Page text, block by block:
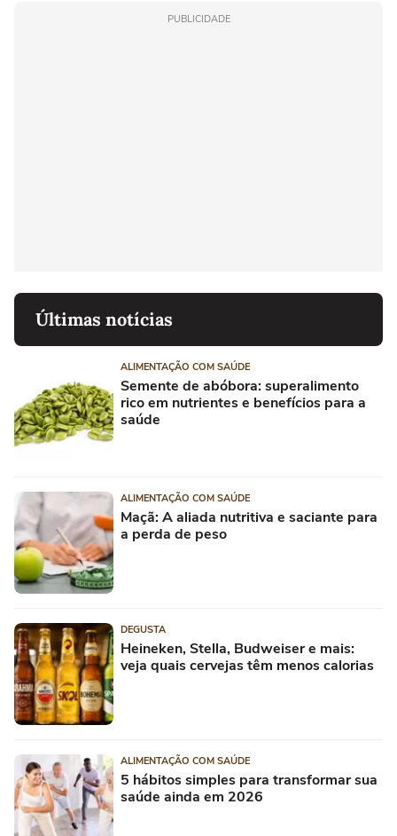
PUBLICIDADE
Últimas notícias
ALIMENTAÇÃO COM SAÚDE
Semente de abóbora: superalimento
rico em nutrientes e benefícios para a
saúde
ALIMENTAÇÃO COM SAÚDE
Maçã: A aliada nutritiva e saciante para
a perda de peso
DEGUSTA
Heineken, Stella, Budweiser e mais:
veja quais cervejas têm menos calorias
ALIMENTAÇÃO COM SAÚDE
5 hábitos simples para transformar sua
saúde ainda em 2026